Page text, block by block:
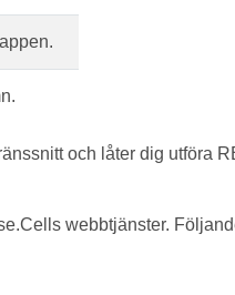
och låter dig utföra
webbtjänster.